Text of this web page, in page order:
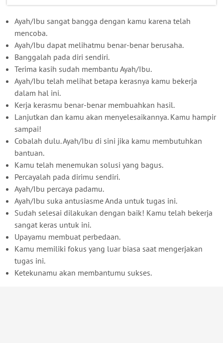
Ayah/Ibu sangat bangga dengan kamu karena telah
mencoba.
Ayah/Ibu dapat melihatmu benar-benar berusaha.
Banggalah pada diri sendiri.
Terima kasih sudah membantu Ayah/Ibu.
Ayah/Ibu telah melihat betapa kerasnya kamu bekerja
dalam hal ini.
Kerja kerasmu benar-benar membuahkan hasil.
Lanjutkan dan kamu akan menyelesaikannya. Kamu hampir
sampai!
Cobalah dulu. Ayah/Ibu di sini jika kamu membutuhkan
bantuan.
Kamu telah menemukan solusi yang bagus.
Percayalah pada dirimu sendiri.
Ayah/Ibu percaya padamu.
Ayah/Ibu suka antusiasme Anda untuk tugas ini.
Sudah selesai dilakukan dengan baik! Kamu telah bekerja
sangat keras untuk ini.
Upayamu membuat perbedaan.
Kamu memiliki fokus yang luar biasa saat mengerjakan
tugas ini.
Ketekunamu akan membantumu sukses.